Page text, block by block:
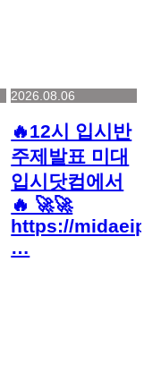
2026.08.06
🔥12시 입시반
주제발표 미대
입시닷컴에서
🔥 🚀🚀
https://
…